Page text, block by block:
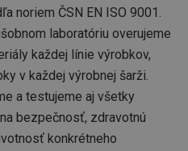
noriem ČSN EN ISO 9001.
laboratóriu overujeme
každej línie výrobkov,
v každej výrobnej šarži.
a testujeme aj všetky
bezpečnosť, zdravotnú
konkrétneho